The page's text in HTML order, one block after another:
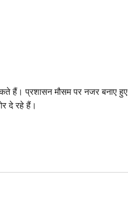
सकते हैं। प्रशासन मौसम पर नजर बनाए हुए
दे रहे हैं।